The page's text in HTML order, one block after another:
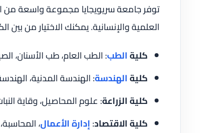
توفر جامعة سريويجايا مجموعة واسعة من
العلمية والإنسانية. يمكنك الاختيار من بين
كليةالطب: الطب العام، طب الأسنان،
كليةالهندسة: الهندسة المدنية،
كلية الزراعة: علوم المحاصيل، وقاية
كلية الاقتصاد:إدارة الأعمال،